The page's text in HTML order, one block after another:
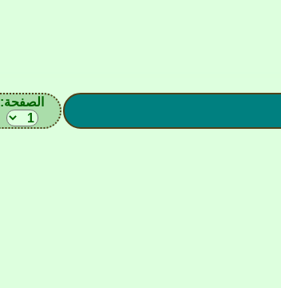
الصفحة: